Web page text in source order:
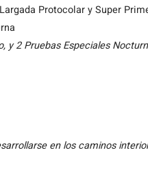
Protocolar y Super
y 2 Pruebas Especiales
en los caminos